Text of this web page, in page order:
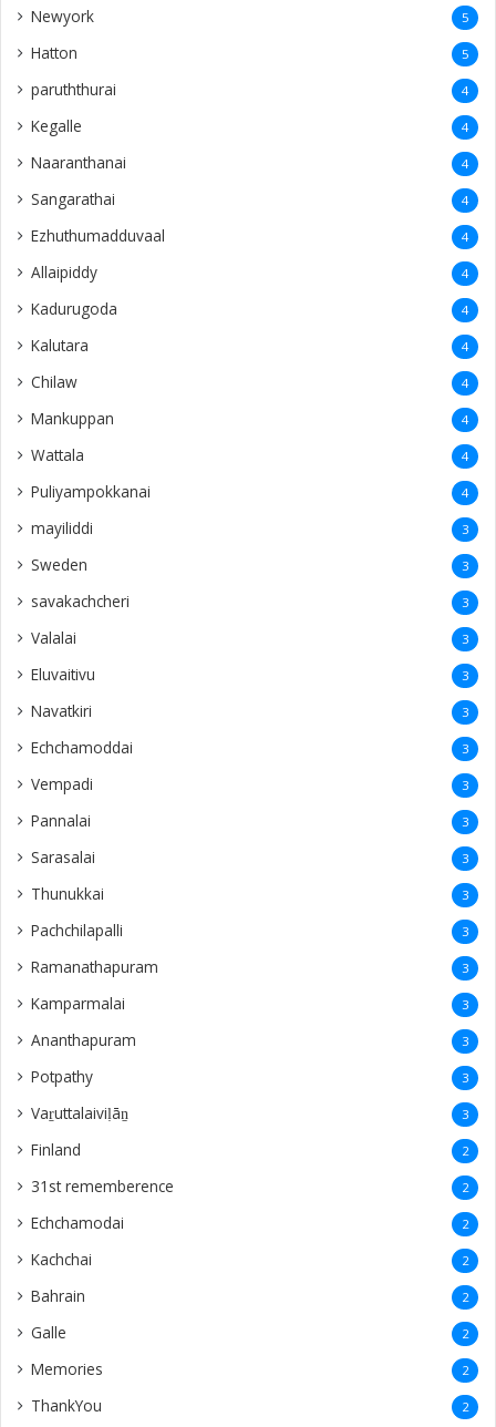
Newyork 5
Hatton 5
paruththurai 4
Kegalle 4
Naaranthanai 4
Sangarathai 4
Ezhuthumadduvaal 4
Allaipiddy 4
Kadurugoda 4
Kalutara 4
Chilaw 4
Mankuppan 4
Wattala 4
Puliyampokkanai 4
mayiliddi 3
Sweden 3
savakachcheri 3
Valalai 3
Eluvaitivu 3
Navatkiri 3
Echchamoddai 3
Vempadi 3
Pannalai 3
Sarasalai 3
Thunukkai 3
Pachchilapalli 3
Ramanathapuram 3
Kamparmalai 3
Ananthapuram 3
‎Potpathy 3
Vaṟuttalaiviḷāṉ 3
Finland 2
31st rememberence 2
Echchamodai 2
Kachchai 2
Bahrain 2
Galle 2
Memories 2
ThankYou 2